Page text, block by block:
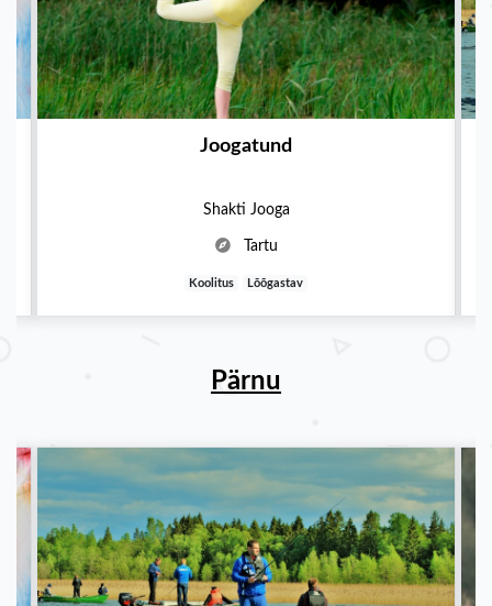
Joogatund
Shakti Jooga
Tartu
Koolitus Lõõgastav
Pärnu